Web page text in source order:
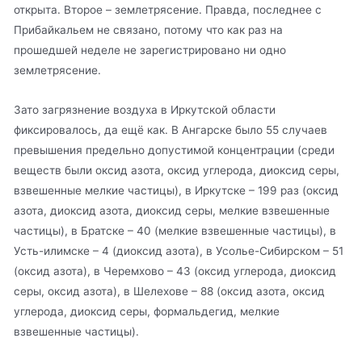
открыта. Второе – землетрясение. Правда, последнее с
Прибайкальем не связано, потому что как раз на
прошедшей неделе не зарегистрировано ни одно
землетрясение.
Зато загрязнение воздуха в Иркутской области
фиксировалось, да ещё как. В Ангарске было 55 случаев
превышения предельно допустимой концентрации (среди
веществ были оксид азота, оксид углерода, диоксид серы,
взвешенные мелкие частицы), в Иркутске – 199 раз (оксид
азота, диоксид азота, диоксид серы, мелкие взвешенные
частицы), в Братске – 40 (мелкие взвешенные частицы), в
Усть-илимске – 4 (диоксид азота), в Усолье-Сибирском – 51
(оксид азота), в Черемхово – 43 (оксид углерода, диоксид
серы, оксид азота), в Шелехове – 88 (оксид азота, оксид
углерода, диоксид серы, формальдегид, мелкие
взвешенные частицы).